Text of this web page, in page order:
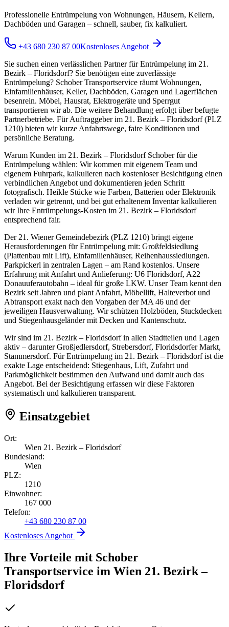
Professionelle Entrümpelung von Wohnungen, Häusern, Kellern,
Dachböden und Garagen – schnell, sauber, fix kalkuliert.
+43 680 230 87 00Kostenloses Angebot
Sie suchen einen verlässlichen Partner für Entrümpelung im 21.
Bezirk – Floridsdorf? Sie benötigen eine zuverlässige
Entrümpelung? Schober Transportservice räumt Wohnungen,
Einfamilienhäuser, Keller, Dachböden, Garagen und Lagerflächen
besenrein. Möbel, Hausrat, Elektrogeräte und Sperrgut
transportieren wir ab. Die weitere Behandlung erfolgt über befugte
Partnerbetriebe. Für Auftraggeber im 21. Bezirk – Floridsdorf (PLZ
1210) bieten wir kurze Anfahrtswege, faire Konditionen und
persönliche Beratung.
Warum Kunden im 21. Bezirk – Floridsdorf Schober für die
Entrümpelung wählen: Wir kommen mit eigenem Team und
eigenem Fuhrpark, kalkulieren nach kostenloser Besichtigung einen
verbindlichen Angebot und dokumentieren jeden Schritt
fotografisch. Heikle Stücke wie Farben, Batterien oder Elektronik
verladen wir getrennt, und bei gut erhaltenem Inventar kalkulieren
wir Ihre Entrümpelungs-Kosten im 21. Bezirk – Floridsdorf
entsprechend fair.
Der 21. Wiener Gemeindebezirk (PLZ 1210) bringt eigene
Herausforderungen für Entrümpelung mit: Großfeldsiedlung
(Plattenbau mit Lift), Einfamilienhäuser, Reihenhaussiedlungen.
Parkpickerl in zentralen Lagen – am Rand kostenlos. Unsere
Erfahrung mit Anfahrt und Anlieferung: U6 Floridsdorf, A22
Donauuferautobahn – ideal für große LKW. Unser Team kennt den
Bezirk seit Jahren und plant Anfahrt, Möbellift, Halteverbot und
Abtransport exakt nach den Vorgaben der MA 46 und der
jeweiligen Hausverwaltung. Wir schützen Holzböden, Stuckdecken
und Stiegenhausgeländer mit Decken und Kantenschutz.
Wir sind im 21. Bezirk – Floridsdorf in allen Stadtteilen und Lagen
aktiv – darunter Großjedlersdorf, Strebersdorf, Floridsdorfer Markt,
Stammersdorf. Für Entrümpelung im 21. Bezirk – Floridsdorf ist die
exakte Lage entscheidend: Stiegenhaus, Lift, Zufahrt und
Parkmöglichkeit bestimmen den Aufwand und damit auch das
Angebot. Bei der Besichtigung erfassen wir diese Faktoren
systematisch und kalkulieren transparent.
Einsatzgebiet
Ort:
Wien 21. Bezirk – Floridsdorf
Bundesland:
Wien
PLZ:
1210
Einwohner:
167 000
Telefon:
+43 680 230 87 00
Kostenloses Angebot
Ihre Vorteile mit Schober
Transportservice im Wien 21. Bezirk –
Floridsdorf